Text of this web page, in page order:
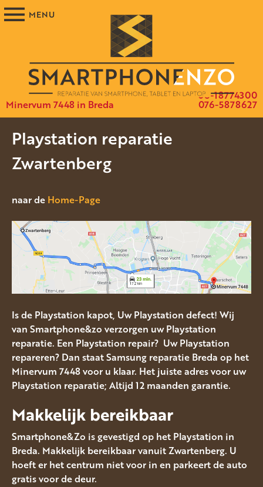
Minervum 7448 in Breda 076-5878627
06-18774300
Playstation reparatie
Zwartenberg
naar de Home-Page
Is de Playstation kapot, Uw Playstation defect! Wij
van Smartphone&zo verzorgen uw Playstation
reparatie. Een Playstation repair? Uw Playstation
repareren? Dan staat Samsung reparatie Breda op het
Minervum 7448 voor u klaar. Het juiste adres voor uw
Playstation reparatie; Altijd 12 maanden garantie.
Makkelijk bereikbaar
Smartphone&Zo is gevestigd op het Playstation in
Breda. Makkelijk bereikbaar vanuit Zwartenberg. U
hoeft er het centrum niet voor in en parkeert de auto
gratis voor de deur.